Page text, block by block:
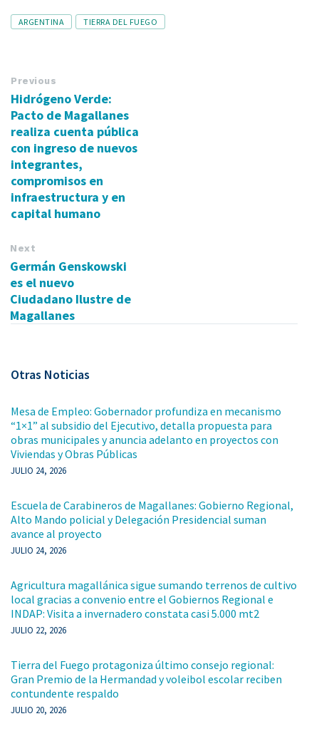
Tags
ARGENTINA TIERRA DEL FUEGO
Previous
Hidrógeno Verde:
Pacto de Magallanes
realiza cuenta pública
con ingreso de nuevos
integrantes,
compromisos en
infraestructura y en
capital humano
Next
Germán Genskowski
es el nuevo
Ciudadano Ilustre de
Magallanes
Otras Noticias
Mesa de Empleo: Gobernador profundiza en mecanismo
“1×1” al subsidio del Ejecutivo, detalla propuesta para
obras municipales y anuncia adelanto en proyectos con
Viviendas y Obras Públicas
JULIO 24, 2026
Escuela de Carabineros de Magallanes: Gobierno Regional,
Alto Mando policial y Delegación Presidencial suman
avance al proyecto
JULIO 24, 2026
Agricultura magallánica sigue sumando terrenos de cultivo
local gracias a convenio entre el Gobiernos Regional e
INDAP: Visita a invernadero constata casi 5.000 mt2
JULIO 22, 2026
Tierra del Fuego protagoniza último consejo regional:
Gran Premio de la Hermandad y voleibol escolar reciben
contundente respaldo
JULIO 20, 2026